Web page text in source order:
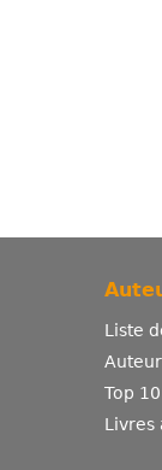
Liste
Top
Livres